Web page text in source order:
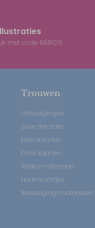
met code BABY26
Trouwen
Uitnodigingen
Save the date
Menukaarten
Extra kaarten
Welkomstborden
Naamkaartjes
Bevestigingsmaterialen